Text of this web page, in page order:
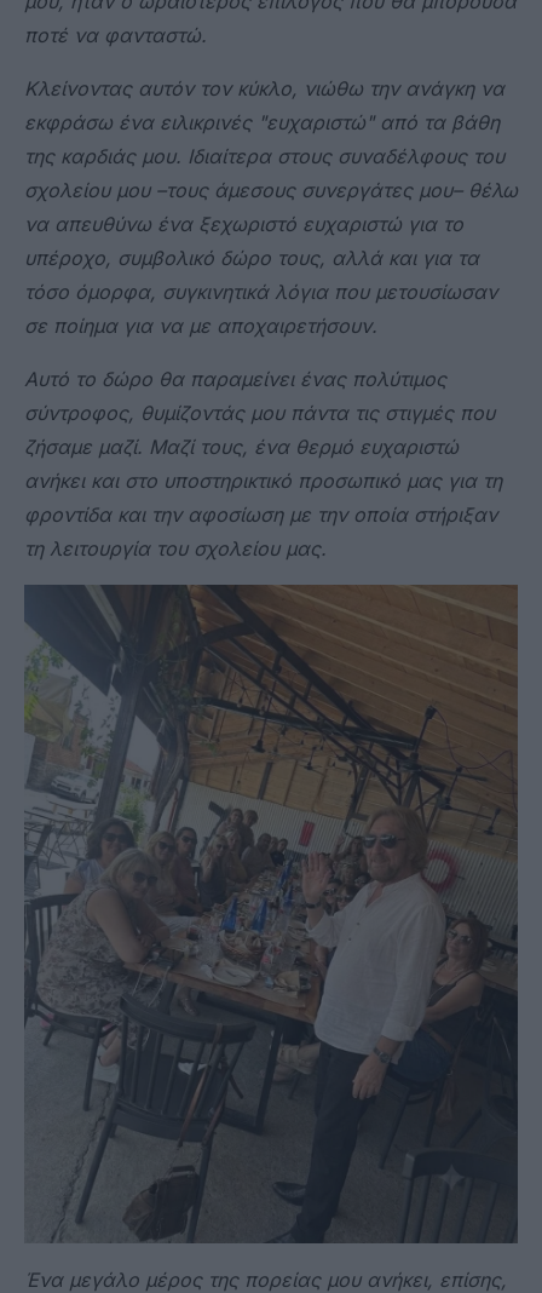
ποτέ να φανταστώ.
Κλείνοντας αυτόν τον κύκλο, νιώθω την ανάγκη να
εκφράσω ένα ειλικρινές "ευχαριστώ" από τα βάθη
της καρδιάς μου. Ιδιαίτερα στους συναδέλφους του
σχολείου μου –τους άμεσους συνεργάτες μου– θέλω
να απευθύνω ένα ξεχωριστό ευχαριστώ για το
υπέροχο, συμβολικό δώρο τους, αλλά και για τα
τόσο όμορφα, συγκινητικά λόγια που μετουσίωσαν
σε ποίημα για να με αποχαιρετήσουν.
Αυτό το δώρο θα παραμείνει ένας πολύτιμος
σύντροφος, θυμίζοντάς μου πάντα τις στιγμές που
ζήσαμε μαζί. Μαζί τους, ένα θερμό ευχαριστώ
ανήκει και στο υποστηρικτικό προσωπικό μας για τη
φροντίδα και την αφοσίωση με την οποία στήριξαν
τη λειτουργία του σχολείου μας.
Ένα μεγάλο μέρος της πορείας μου ανήκει, επίσης,